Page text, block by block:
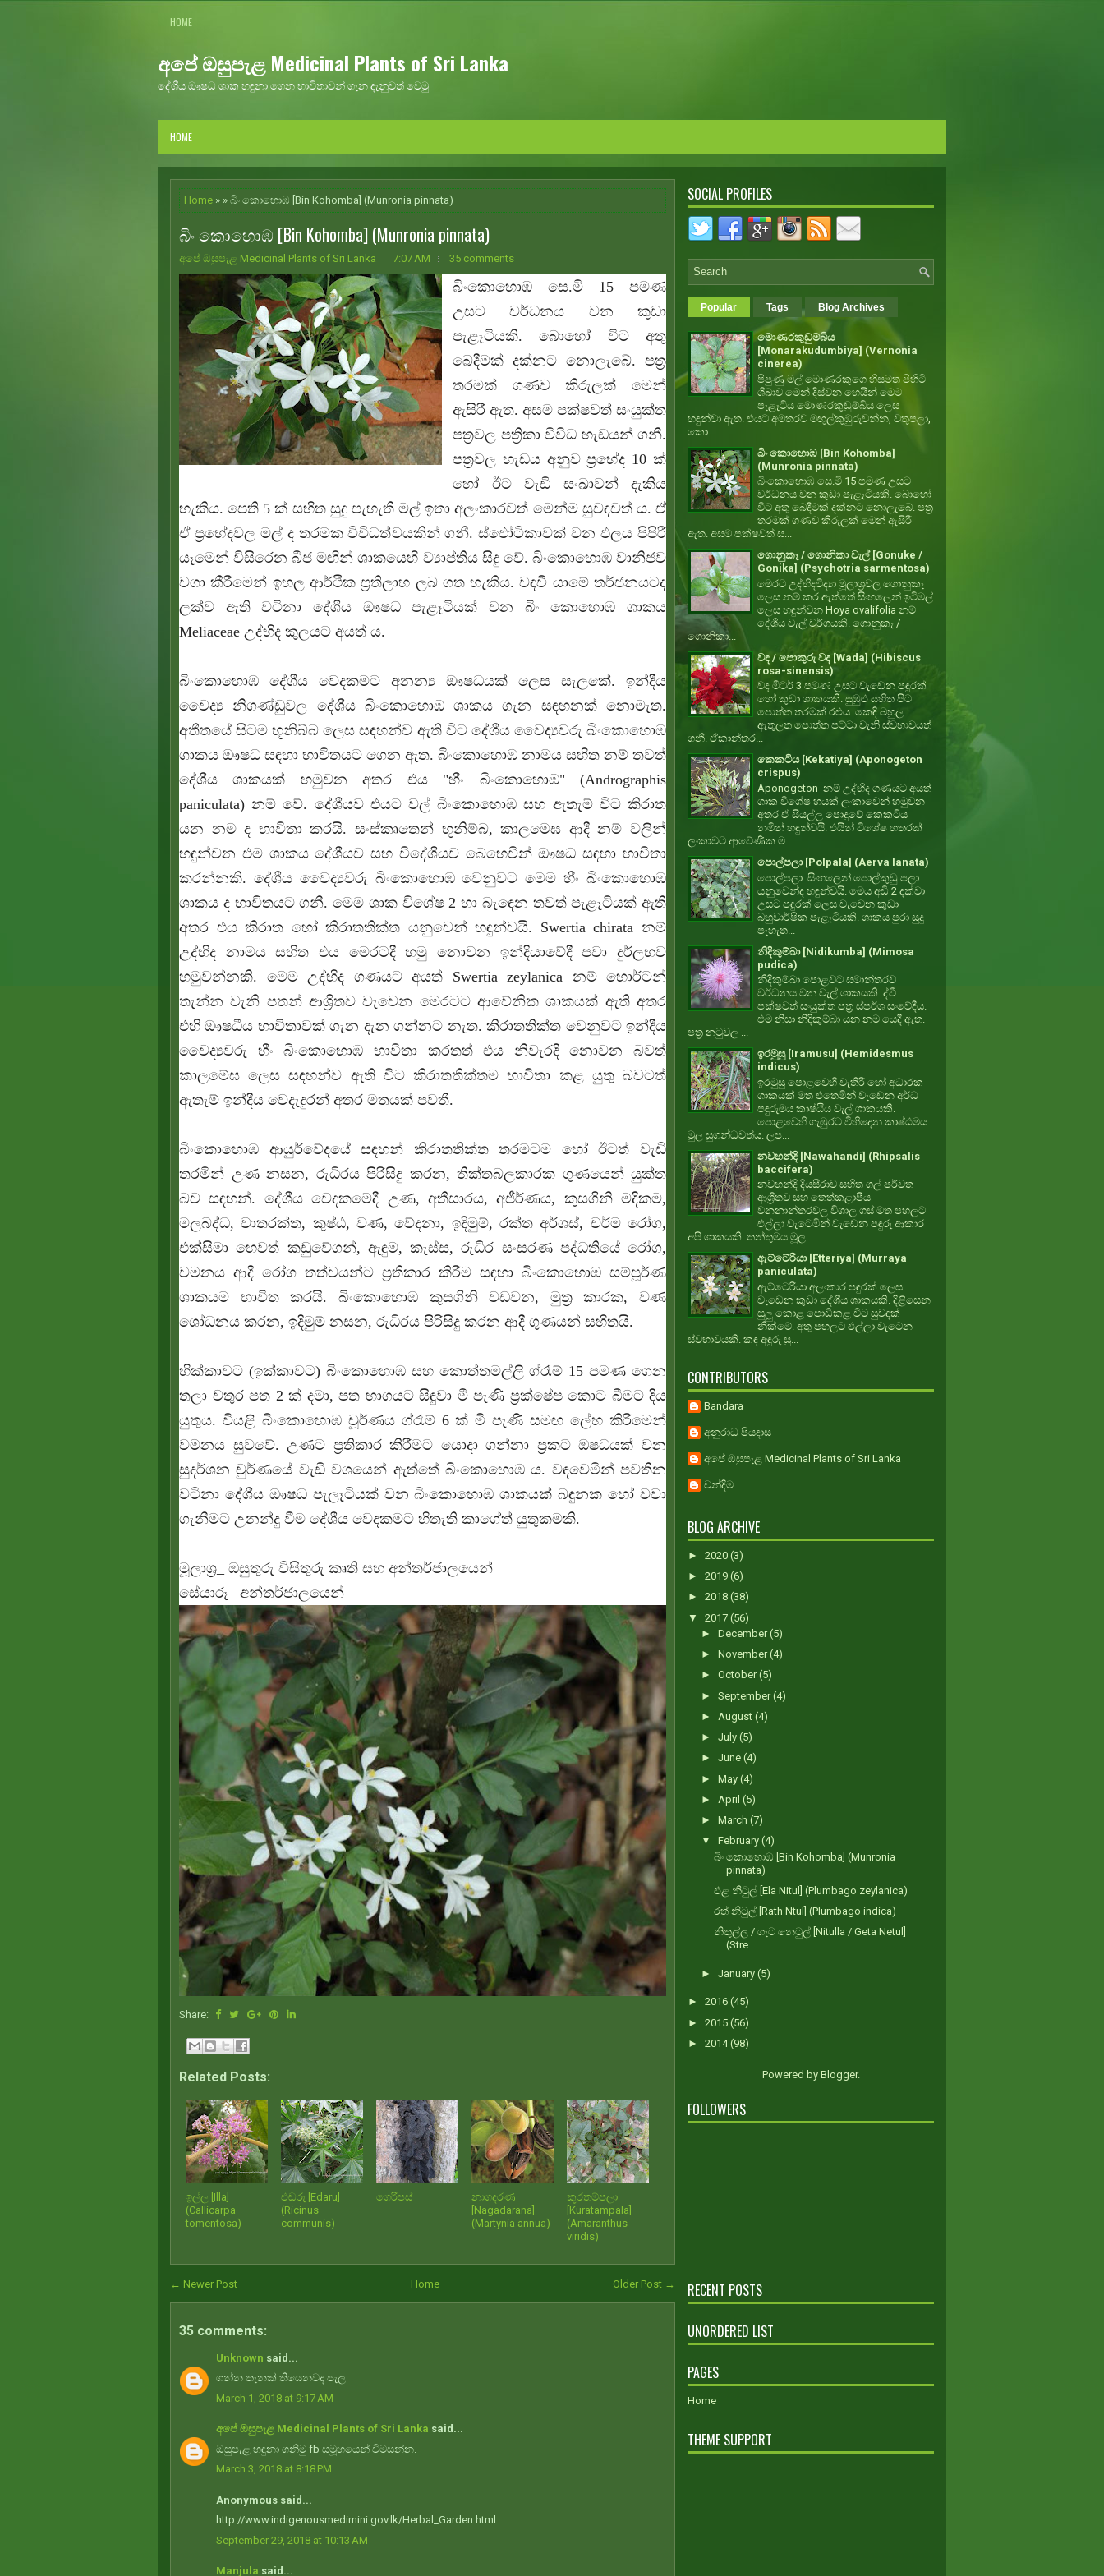
HOME
අපේ ඔසුපැළ Medicinal Plants of Sri Lanka
දේශීය ඖෂධ ශාක හඳුනා ගෙන භාවිතාවන් ගැන දැනුවත් වෙමු
HOME
Home » » බිං කොහොඹ [Bin Kohomba] (Munronia pinnata)
බිං කොහොඹ [Bin Kohomba] (Munronia pinnata)
අපේ ඔසුපැළ Medicinal Plants of Sri Lanka 7:07 AM 35 comments
බිංකොහොඹ සෙ.මි 15 පමණ
උසට වර්ධනය වන කුඩා
පැළෑටියකි. බොහෝ විට අතු
බෙදීමක් දක්නට නොලැබේ. පත්‍ර
තරමක් ගණව කිරුලක් මෙන්
ඇසිරී ඇත. අසම පක්ෂවත් සංයුක්ත
පත්‍රවල පත්‍රිකා විවිධ හැඩයන් ගනී.
පත්‍රවල හැඩය අනුව ප්‍රභේද 10 ක්
හෝ ඊට වැඩි සංඛාවන් දැකිය
හැකිය. පෙති 5 ක් සහිත සුදු පැහැති මල් ඉතා අලංකාරවත් මෙන්ම සුවඳවත් ය. ඒ
ඒ ප්‍රභේදවල මල් ද තරමක විවිධත්වයකින් ගනී. ස්ඵෝටිකාවක් වන ඵලය පිපිරී
යෑමෙන් විසිරෙන බීජ මඟින් ශාකයෙහි ව්‍යාප්තිය සිදු වේ. බිංකොහොඹ වානිජව
වගා කීරීමෙන් ඉහල ආර්ථික ප්‍රතිලාභ ලබ ගත හැකිය. වඳවී යාමේ තර්ජනයටද
ලක්ව ඇති වටිනා දේශීය ඖෂධ පැළෑටියක් වන බිං කොහොඹ ශාකය
Meliaceae උද්භිද කුලයට අයත් ය.
බිංකොහොඹ දේශීය වෙදකමට අනන්‍ය ඖෂධයක් ලෙස සැලකේ. ඉන්දීය
වෛද්‍ය නිගණ්ඩුවල දේශීය බිංකොහොඹ ශාකය ගැන සඳහනක් නොමැත.
අතීතයේ සිටම භූනිබ්බ ලෙස සඳහන්ව ඇති විට දේශීය වෛද්‍යවරු බිංකොහොඹ
ශාකය ඖෂධ සඳහා භාවිතයට ගෙන ඇත. බිංකොහොඹ නාමය සහිත නම් තවත්
දේශීය ශාකයක් හමුවන අතර එය "හීං බිංකොහොඹ" (Andrographis
paniculata) නම් වේ. දේශීයව එයට වල් බිංකොහොඹ සහ ඇතැම් විට කිරාත
යන නම ද භාවිතා කරයි. සංස්කෘතෙන් භූනිම්බ, කාලමෙඝ ආදී නම් වලින්
හඳුන්වන එම ශාකය දේශීයව සහ විදේශීයව බෙහෙවින් ඖෂධ සඳහා භාවිතා
කරන්නකි. දේශීය වෛද්‍යවරු බිංකොහොඹ වෙනුවට මෙම හීං බිංකොහොඹ
ශාකය ද භාවිතයට ගනී. මෙම ශාක විශේෂ 2 හා බැඳෙන තවත් පැළෑටියක් ඇති
අතර එය කිරාත හෝ කිරාතතික්ත යනුවෙන් හඳුන්වයි. Swertia chirata නම්
උද්භිද නාමය සහිත එය මෙරටදී හමු නොවන ඉන්දියාවේදී පවා දුර්ලභව
හමුවන්නකි. මෙම උද්භිද ගණයට අයත් Swertia zeylanica නම් හොර්ටන්
තැන්න වැනි පතන් ආශ්‍රිතව වැවෙන මෙරටට ආවේනික ශාකයක් ඇති අතර
එහි ඖෂධීය භාවිතාවක් ගැන දැන ගන්නට නැත. කිරාතතික්ත වෙනුවට ඉන්දීය
වෛද්‍යවරු හීං බිංකොහොඹ භාවිතා කරතත් එය නිවැරදි නොවන බවත්
කාලමේඝ ලෙස සඳහන්ව ඇති විට කිරාතතික්තම භාවිතා කළ යුතු බවටත්
ඇතැම් ඉන්දීය වෙදැදුරන් අතර මතයක් පවතී.
බිංකොහොඹ ආයුර්වේදයේ සඳහන් කිරාතතික්ත තරමටම හෝ ඊටත් වැඩි
තරමින් උණ නසන, රුධිරය පිරිසිදු කරන, තික්තබලකාරක ගුණයෙන් යුක්ත
බව සඳහන්. දේශීය වෙදකමේදී උණ, අතීසාරය, අජීර්ණය, කුසගිනි මදිකම,
මලබද්ධ, වාතරක්ත, කුෂ්ඨ, වණ, වේදනා, ඉදිමුම්, රක්ත අර්ශස්, චර්ම රෝග,
එක්සිමා හෙවත් කඩුවේගන්, ඇඳුම, කැස්ස, රුධිර සංසරණ පද්ධතියේ රෝග,
වමනය ආදී රෝග තත්වයන්ට ප්‍රතිකාර කිරීම සඳහා බිංකොහොඹ සම්පූර්ණ
ශාකයම භාවිත කරයි. බිංකොහොඹ කුසගිනි වඩවන, මුත්‍ර කාරක, වණ
ශෝධනය කරන, ඉදිමුම් නසන, රුධිරය පිරිසිදු කරන ආදී ගුණයන් සහිතයි.
හික්කාවට (ඉක්කාවට) බිංකොහොඹ සහ කොත්තමල්ලි ග්රෑම් 15 පමණ ගෙන
තලා වතුර පත 2 ක් දමා, පත භාගයට සිඳුවා මී පැණි ප්‍රක්ෂේප කොට බීමට දිය
යුතුය. වියළි බිංකොහොඹ චූර්ණය ග්රෑම් 6 ක් මී පැණි සමඟ ලේහ කිරීමෙන්
වමනය සුවවේ. උණට ප්‍රතිකාර කිරීමට යොදා ගන්නා ප්‍රකට ඔෂධයක් වන
සුදර්ශන චුර්ණයේ වැඩි වශයෙන් ඇත්තේ බිංකොහොඹ ය. වඳවෙමින් පවතින
වටිනා දේශීය ඖෂධ පැලෑටියක් වන බිංකොහොඹ ශාකයක් බඳුනක හෝ වවා
ගැනීමට උනන්දු වීම දේශීය වෙදකමට හිතැති කාගේත් යුතුකමකි.
මූලාශ්‍ර_ ඔසුතුරු විසිතුරු කෘති සහ අන්තර්ජාලයෙන්
සේයාරූ_ අන්තර්ජාලයෙන්
Share:
Related Posts:
ඉල්ල [Illa]
(Callicarpa
tomentosa)
එඬරු [Edaru]
(Ricinus
communis)
ගෙරිපස්
නාගදරණ
[Nagadarana]
(Martynia annua)
කූරතම්පලා
[Kuratampala]
(Amaranthus
viridis)
← Newer Post Older Post →
Home
35 comments:
Unknown said...
ගන්න තැනක් තියෙනවද පැල
March 1, 2018 at 9:17 AM
අපේ ඔසුපැළ Medicinal Plants of Sri Lanka said...
ඔසුපැළ හඳුනා ගනිමු fb සමූහයෙන් විමසන්න.
March 3, 2018 at 8:18 PM
Anonymous said...
http://www.indigenousmedimini.gov.lk/Herbal_Garden.html
September 29, 2018 at 10:13 AM
Manjula said...
SOCIAL PROFILES
Popular Tags Blog Archives
මොණරකුඩුම්බිය
[Monarakudumbiya] (Vernonia
cinerea)
පිපුණු මල් මොණරකුගෙ හිසමත පිහිටි
ශිඛාව මෙන් දිස්වන හෙයින් මෙම
පැළෑටිය මොණරකුඩුම්බිය ලෙස
හඳුන්වා ඇත. එයට අමතරව මඟුල්කුඹුරුවන්න, වතුපලා,
කො...
බිං කොහොඹ [Bin Kohomba]
(Munronia pinnata)
බිංකොහොඹ සෙ.මි 15 පමණ උසට
වර්ධනය වන කුඩා පැළෑටියකි. බොහෝ
විට අතු බෙදීමක් දක්නට නොලැබේ. පත්‍ර
තරමක් ගණව කිරුලක් මෙන් ඇසිරී
ඇත. අසම පක්ෂවත් ස...
ගොනුකෑ / ගොනිකා වැල් [Gonuke /
Gonika] (Psychotria sarmentosa)
මෙරට උද්භිදවිද්‍යා මූලාශ්‍රවල ගොනුකෑ
ලෙස නම් කර ඇත්තේ සිංහලෙන් ඉටිමල්
ලෙස හඳුන්වන Hoya ovalifolia නම්
දේශීය වැල් වර්ගයකි. ගොනුකෑ /
ගොනිකා...
වද / පොකුරු වද [Wada] (Hibiscus
rosa-sinensis)
වද මීටර් 3 පමණ උසට වැඩෙන පඳුරක්
හෝ කුඩා ශාකයකි. සුඹුළු සහිත පිට
පොත්ත තරමක් රළුය. කෙඳි බහුල
ඇතුලත පොත්ත පට්ටා වැනි ස්වභාවයත්
ගනී. ඒකාන්තර...
කෙකටිය [Kekatiya] (Aponogeton
crispus)
Aponogeton නම් උද්භිද ගණයට අයත්
ශාක විශේෂ හයක් ලංකාවෙන් හමුවන
අතර ඒ සියල්ල පොදුවේ කෙකටිය
නමින් හඳුන්වයි. එයින් විශේෂ හතරක්
ලංකාවට ආවේණික ම...
පොල්පලා [Polpala] (Aerva lanata)
පොල්පලා සිංහලෙන් පොල්කුඩු පලා
යනුවෙන්ද හඳුන්වයි. මෙය අඩි 2 දක්වා
උසට පඳුරක් ලෙස වැවෙන කුඩා
බහුවාර්ෂික පැළෑටියකි. ශාකය පුරා සුදු
පැහැත...
නිදිකුම්බා [Nidikumba] (Mimosa
pudica)
නිදිකුම්බා පොළවට සමාන්තරව
වර්ධනය වන වැල් ශාකයකි. ද්වී
පක්ෂවත් සංයුක්ත පත්‍ර ස්පර්ශ සංවේදීය.
එම නිසා නිදිකුම්බා යන නම යෙදී ඇත.
පත්‍ර නටුවල ...
ඉරමුසු [Iramusu] (Hemidesmus
indicus)
ඉරමුසු පොළවෙහි වැතිරී හෝ අධාරක
ශාකයක් මත එතෙමින් වැඩෙන අර්ධ
පඳුරුමය කාෂ්ඨීය වැල් ශාකයකි.
පොළවෙහි ගැඹුරට විහිදෙන කාෂ්ඨමය
මුල සුගන්ධවත්ය. ලප...
නවහන්දි [Nawahandi] (Rhipsalis
baccifera)
නවහන්දි දියසීරාව සහිත ගල් පර්වත
ආශ්‍රිතව සහ තෙත්කළාපීය
වනනාන්තරවල විශාල ගස් මත පහලට
එල්ලා වැටෙමින් වැඩෙන පඳුරු ආකාර
අපි ශාකයකි. තන්තුමය මූල...
ඇට්ටේරියා [Etteriya] (Murraya
paniculata)
ඇට්ටෙරියා අලංකාර පඳුරක් ලෙස
වැඩෙන කුඩා දේශීය ශාකයකි. දිළිසෙන
සුලු කොළ පොඩිකළ විට සුවඳක්
නික්මේ. අතු පහලට එල්ලා වැටෙන
ස්වභාවයකි. කඳ අඳුරු සු...
CONTRIBUTORS
Bandara
අනුරාධ පියදාස
අපේ ඔසුපැළ Medicinal Plants of Sri Lanka
චන්දිම
BLOG ARCHIVE
► 2020 (3)
► 2019 (6)
► 2018 (38)
▼ 2017 (56)
► December(5)
► November(4)
► October(5)
► September(4)
► August (4)
► July (5)
► June (4)
► May (4)
► April (5)
► March (7)
▼ February (4)
බිං කොහොඹ [Bin Kohomba] (Munronia
pinnata)
එළ නිටුල් [Ela Nitul] (Plumbago zeylanica)
රත් නිටුල් [Rath Ntul] (Plumbago indica)
නිතුල්ල / ගැට නෙටුල් [Nitulla / Geta Netul]
(Stre...
► January (5)
► 2016 (45)
► 2015 (56)
► 2014(98)
Powered by Blogger.
FOLLOWERS
RECENT POSTS
UNORDERED LIST
PAGES
Home
THEME SUPPORT